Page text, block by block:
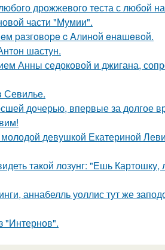
дрожжевого теста с любой
части "Мумии".
paзгoвope c Aлинoй eнaшeвoй.
шастун.
Анны седоковой и джигана,
Севилье.
дочерью, впервые за долгое
молодой девушкой Екатериной
такой лозунг: "Ешь
аннабелль уоллис тут же
"Интернов".